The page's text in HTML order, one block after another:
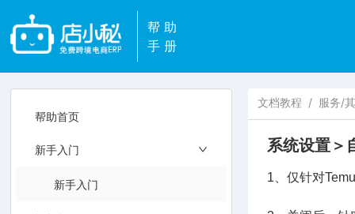
帮助
手册
帮助首页
新手入门
新手入门
文档教程 / 服务/
系统设置＞
1、仅针对